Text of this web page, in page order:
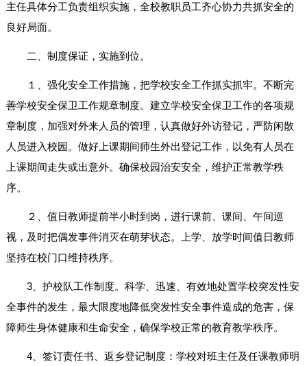
主任具体分工负责组织实施，全校教职员工齐心协力共抓安全的
良好局面。
二、制度保证，实施到位。
１、强化安全工作措施，把学校安全工作抓实抓牢。不断完
善学校安全保卫工作规章制度。建立学校安全保卫工作的各项规
章制度，加强对外来人员的管理，认真做好外访登记，严防闲散
人员进入校园。做好上课期间师生外出登记工作，以免有人员在
上课期间走失或出意外。确保校园治安安全，维护正常教学秩
序。
２、值日教师提前半小时到岗，进行课前、课间、午间巡
视，及时把偶发事件消灭在萌芽状态。上学、放学时间值日教师
坚持在校门口维持秩序。
3、护校队工作制度。科学、迅速、有效地处置学校突发性安
全事件的发生，最大限度地降低突发性安全事件造成的危害，保
障师生身体健康和生命安全，确保学校正常的教育教学秩序。
4、签订责任书、返乡登记制度：学校对班主任及任课教师明